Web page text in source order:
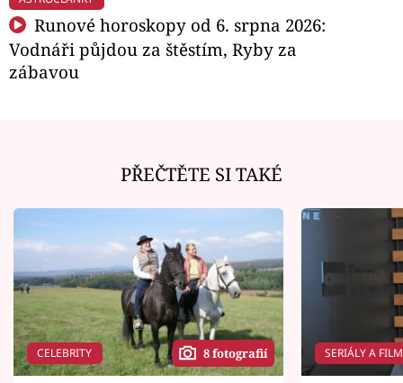
Runové horoskopy od 6. srpna 2026:
Vodnáři půjdou za štěstím, Ryby za
zábavou
PŘEČTĚTE SI TAKÉ
CELEBRITY 8 fotografií SERIÁLY A